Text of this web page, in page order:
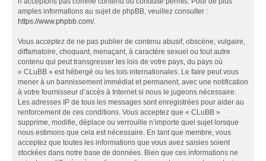
amples informations au sujet de phpBB, veuillez consulter :
https://www.phpbb.com/.
Vous acceptez de ne pas publier de contenu abusif, obscène, vulgaire,
diffamatoire, choquant, menaçant, à caractère sexuel ou tout autre
contenu qui peut transgresser les lois de votre pays, du pays où
« CLuBB » est hébergé ou les lois internationales. Le faire peut vous
mener à un bannissement immédiat et permanent, avec une notification
à votre fournisseur d’accès à Internet si nous le jugeons nécessaire.
Les adresses IP de tous les messages sont enregistrées pour aider au
renforcement de ces conditions. Vous acceptez que « CLuBB »
supprime, modifie, déplace ou verrouille n’importe quel sujet lorsque
nous estimons que cela est nécessaire. En tant que membre, vous
acceptez que toutes les informations que vous avez saisies soient
stockées dans notre base de données. Bien que ces informations ne